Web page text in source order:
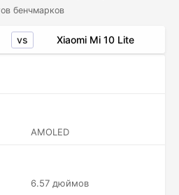
бенчмарков
vs Xiaomi Mi 10 Lite
AMOLED
6.57 дюймов